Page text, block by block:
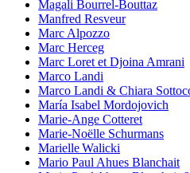
Magali Bourrel-Bouttaz
Manfred Resveur
Marc Alpozzo
Marc Herceg
Marc Loret et Djoina Amrani
Marco Landi
Marco Landi & Chiara
María Isabel Mordojovich
Marie-Ange Cotteret
Marie-Noëlle Schurmans
Marielle Walicki
Mario Paul Ahues Blanchait